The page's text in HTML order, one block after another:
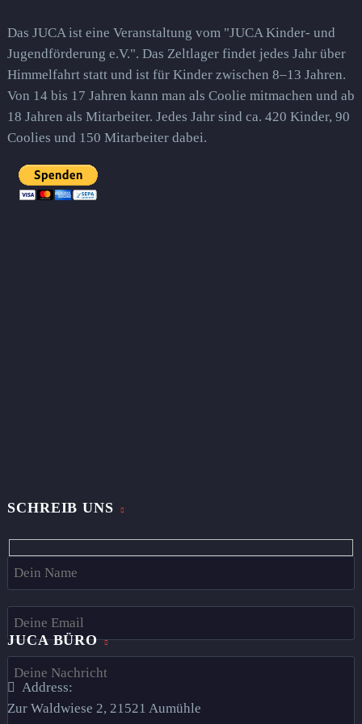
Das JUCA ist eine Veranstaltung vom "JUCA Kinder- und
Jugendförderung e.V.". Das Zeltlager findet jedes Jahr über
Himmelfahrt statt und ist für Kinder zwischen 8–13 Jahren.
Von 14 bis 17 Jahren kann man als Coolie mitmachen und ab
18 Jahren als Mitarbeiter. Jedes Jahr sind ca. 420 Kinder, 90
Coolies und 150 Mitarbeiter dabei.
SCHREIB UNS
Hidden
fields
JUCA BÜRO
Address:
Zur Waldwiese 2, 21521 Aumühle​